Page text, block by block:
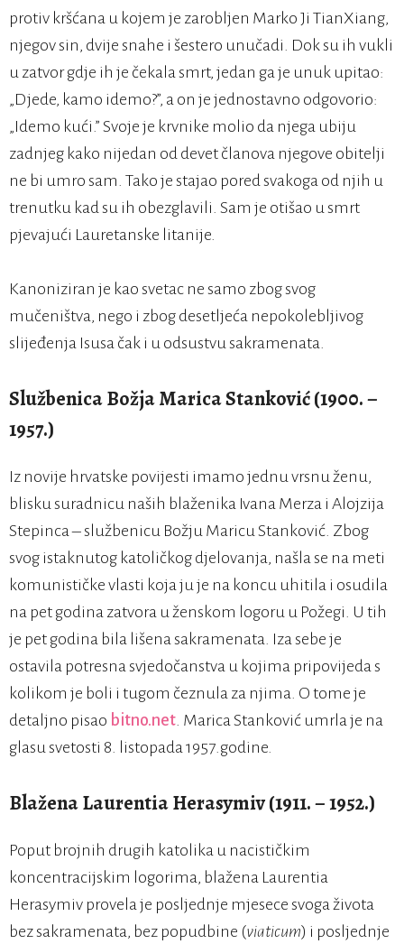
protiv kršćana u kojem je zarobljen Marko Ji TianXiang,
njegov sin, dvije snahe i šestero unučadi. Dok su ih vukli
u zatvor gdje ih je čekala smrt, jedan ga je unuk upitao:
„Djede, kamo idemo?”, a on je jednostavno odgovorio:
„Idemo kući.” Svoje je krvnike molio da njega ubiju
zadnjeg kako nijedan od devet članova njegove obitelji
ne bi umro sam. Tako je stajao pored svakoga od njih u
trenutku kad su ih obezglavili. Sam je otišao u smrt
pjevajući Lauretanske litanije.
Kanoniziran je kao svetac ne samo zbog svog
mučeništva, nego i zbog desetljeća nepokolebljivog
slijeđenja Isusa čak i u odsustvu sakramenata.
Službenica Božja Marica Stanković (1900. –
1957.)
Iz novije hrvatske povijesti imamo jednu vrsnu ženu,
blisku suradnicu naših blaženika Ivana Merza i Alojzija
Stepinca – službenicu Božju Maricu Stanković. Zbog
svog istaknutog katoličkog djelovanja, našla se na meti
komunističke vlasti koja ju je na koncu uhitila i osudila
na pet godina zatvora u ženskom logoru u Požegi. U tih
je pet godina bila lišena sakramenata. Iza sebe je
ostavila potresna svjedočanstva u kojima pripovijeda s
kolikom je boli i tugom čeznula za njima. O tome je
detaljno pisao bitno.net. Marica Stanković umrla je na
glasu svetosti 8. listopada 1957.godine.
Blažena Laurentia Herasymiv (1911. – 1952.)
Poput brojnih drugih katolika u nacističkim
koncentracijskim logorima, blažena Laurentia
Herasymiv provela je posljednje mjesece svoga života
bez sakramenata, bez popudbine (viaticum) i posljednje